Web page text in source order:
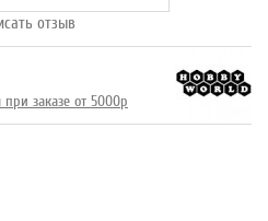
отзыв
при заказе от 5000р